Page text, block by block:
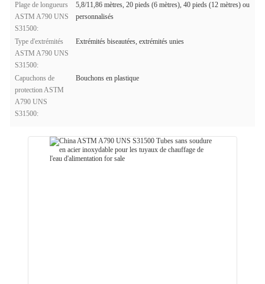
Plage de longueurs
ASTM A790 UNS
S31500:
5,8/11,86 mètres, 20 pieds (6 mètres), 40 pieds (12 mètres) ou
personnalisés
Type d'extrémités
ASTM A790 UNS
S31500:
Extrémités biseautées, extrémités unies
Capuchons de
protection ASTM
A790 UNS
S31500:
Bouchons en plastique